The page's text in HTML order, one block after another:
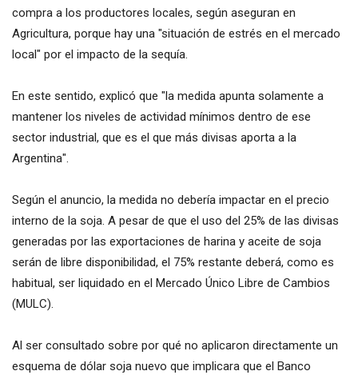
compra a los productores locales, según aseguran en
Agricultura, porque hay una "situación de estrés en el mercado
local" por el impacto de la sequía.
En este sentido, explicó que "la medida apunta solamente a
mantener los niveles de actividad mínimos dentro de ese
sector industrial, que es el que más divisas aporta a la
Argentina".
Según el anuncio, la medida no debería impactar en el precio
interno de la soja. A pesar de que el uso del 25% de las divisas
generadas por las exportaciones de harina y aceite de soja
serán de libre disponibilidad, el 75% restante deberá, como es
habitual, ser liquidado en el Mercado Único Libre de Cambios
(MULC).
Al ser consultado sobre por qué no aplicaron directamente un
esquema de dólar soja nuevo que implicara que el Banco